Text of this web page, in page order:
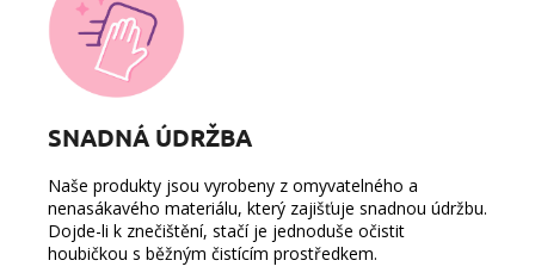
SNADNÁ ÚDRŽBA
Naše produkty jsou vyrobeny z omyvatelného a
nenasákavého materiálu, který zajišťuje snadnou údržbu.
Dojde-li k znečištění, stačí je jednoduše očistit
houbičkou s běžným čistícím prostředkem.